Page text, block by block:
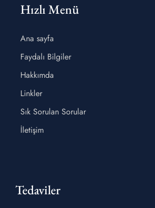
Hızlı Menü
Ana sayfa
Faydalı Bilgiler
Hakkımda
Linkler
Sık Sorulan Sorular
İletişim
Tedaviler